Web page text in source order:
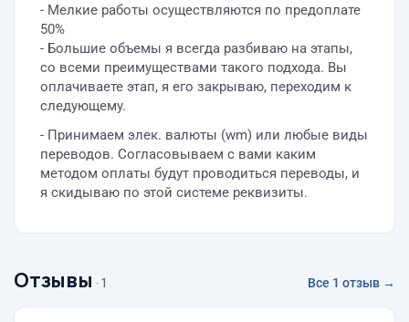
- Мелкие работы осуществляются по предоплате
50%
- Большие объемы я всегда разбиваю на этапы,
со всеми преимуществами такого подхода. Вы
оплачиваете этап, я его закрываю, переходим к
следующему.
- Принимаем элек. валюты (wm) или любые виды
переводов. Согласовываем с вами каким
методом оплаты будут проводиться переводы, и
я скидываю по этой системе реквизиты.
Отзывы · 1 Все 1 отзыв →